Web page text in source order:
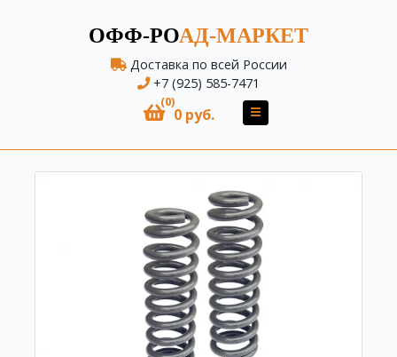
ОФФ-РОАД-МАРКЕТ
Доставка по всей России
+7 (925) 585-7471
(0)
0 руб.